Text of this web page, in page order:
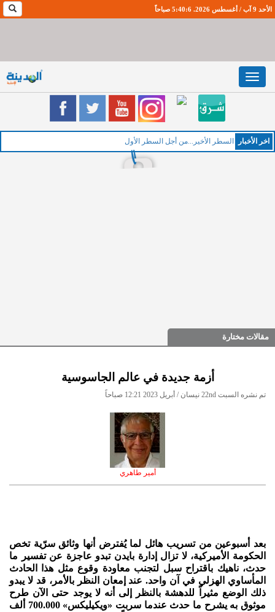
الأحد 9 آب / أغسطس 2026. 5:40:7 صباحاً
Toggle
navigation
اخر اﻷخبار الخم
مقالات مختارة
أزمة جديدة في عالم الجاسوسية
تم نشره السبت 22nd نيسان / أبريل 2023 12:21 صباحاً
أمير طاهري
بعد أسبوعين من تسريب هائل لما يُفترض أنها وثائق سرّية تخص
الحكومة الأميركية، لا تزال إدارة بايدن تبدو عاجزة عن تفسير ما
حدث، ناهيك باقتراح سبل لتجنب معاودة وقوع مثل هذا الحادث
المأساوي الهزلي في آن واحد. عند إمعان النظر بالأمر، قد لا يبدو
ذلك الوضع مثيراً للدهشة بالنظر إلى أنه لا يوجد حتى الآن طرح
موثوق به يشرح ما حدث عندما سربت «ويكيليكس» 700.000 ألف